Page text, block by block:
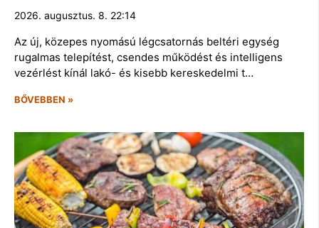
2026. augusztus. 8. 22:14
Az új, közepes nyomású légcsatornás beltéri egység
rugalmas telepítést, csendes működést és intelligens
vezérlést kínál lakó- és kisebb kereskedelmi t…
BŐVEBBEN »